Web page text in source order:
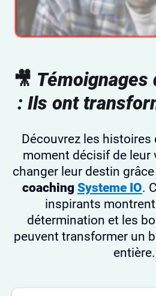
🎥
: Ils ont
Découvrez les histoires
moment décisif de leur
changer leur destin grâce
coaching Systeme IO.
inspirants
détermination et les
peuvent transformer un
entière.